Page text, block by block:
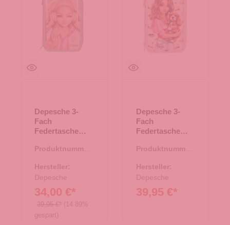
Depesche 3-
Fach
Federtasche
MUSIC
Produktnummer:
Hersteller:
Depesche
34,00 €*
39,95 €* (14.89%
gespart)
Depesche 3-
Fach
Federtasche
SUNNY DOG
Produktnummer:
Hersteller:
Depesche
39,95 €*